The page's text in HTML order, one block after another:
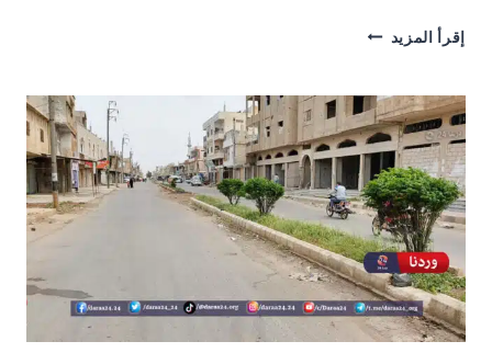
إقرأ المزيد استهداف
مدينة
الصنمين
شمالي
درعا